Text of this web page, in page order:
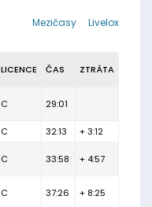
Livelox
Mezičasy
LICENCE ČAS ZTRÁTA
C 29:01
C 32:13 + 3:12
C 33:58 + 4:57
C 37:26 + 8:25